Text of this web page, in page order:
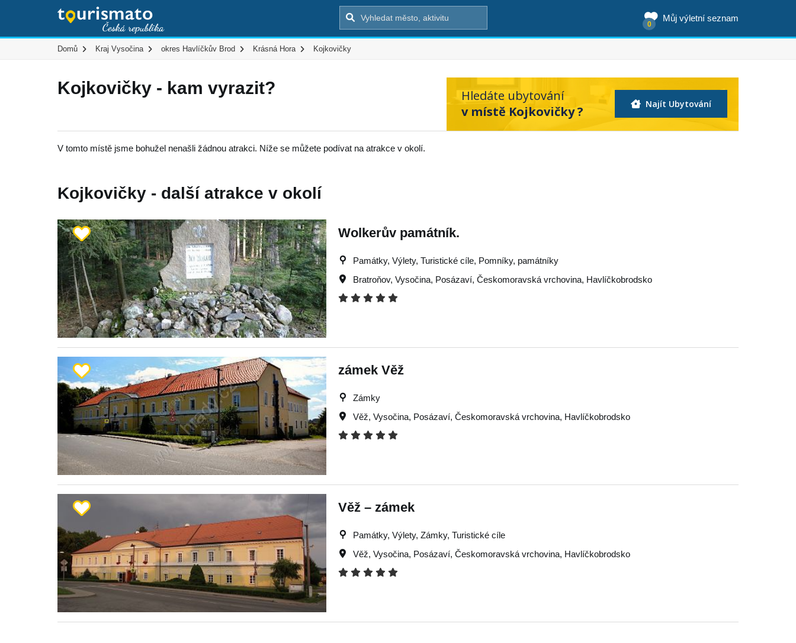
Můj výletní seznam
0
Domů Kraj Vysočina okres Havlíčkův Brod Krásná Hora Kojkovičky
Kojkovičky - kam vyrazit?
Hledáte ubytování
v místě Kojkovičky ?
Najít Ubytování
V tomto místě jsme bohužel nenašli žádnou atrakci. Níže se můžete podívat na atrakce v okolí.
Kojkovičky - další atrakce v okolí
Wolkerův památník.
Památky, Výlety, Turistické cíle, Pomníky, památníky
Bratroňov, Vysočina, Posázaví, Českomoravská vrchovina, Havlíčkobrodsko
zámek Věž
Zámky
Věž, Vysočina, Posázaví, Českomoravská vrchovina, Havlíčkobrodsko
Věž – zámek
Památky, Výlety, Zámky, Turistické cíle
Věž, Vysočina, Posázaví, Českomoravská vrchovina, Havlíčkobrodsko